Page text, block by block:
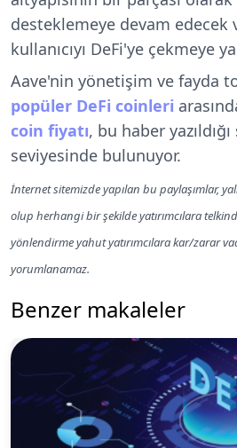
desteklemeye devam edecek
kullanıcıyı DeFi'ye çekmeye
Aave'nin yönetişim ve fayda
popüler DeFi coinleri
coin fiyatı, bu haber
seviyesinde bulunuyor.
İnternet sitemizde yapılan bu paylaşımlar,
olup herhangi bir şekilde yatırımcılara
yönlendirme yahut yatırımcılara kar/zarar
yorumlanamaz.
Benzer makaleler